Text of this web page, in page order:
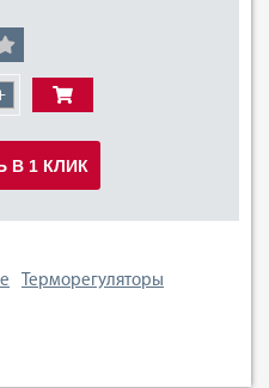
В 1 КЛИК
Терморегуляторы